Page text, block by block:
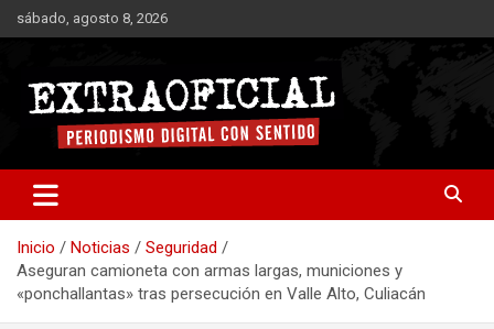
Saltar
al
sábado, agosto 8, 2026
Extraoficial
Inicio Noticias
Seguridad
Aseguran camioneta con armas largas, municiones y
«ponchallantas» tras persecución en Valle Alto, Culiacán